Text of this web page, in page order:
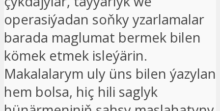
operasiýadan soňky yzarlamalar
barada maglumat bermek bilen
kömek etmek isleýärin.
Makalalarym uly üns bilen ýazylan
hem bolsa, hiç hili saglyk